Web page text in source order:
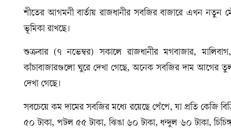
শীতের আগমনী বার্তায় রাজধানীর সবজির বাজারে এখন নতুন
ভূমিকা রাখছে।
শুক্রবার (৭ নভেম্বর) সকালে রাজধানীর মগবাজার,
কাঁচাবাজারগুলো ঘুরে দেখা গেছে, অনেক সবজির দাম আগের
দেখা গেছে।
সবচেয়ে কম দামের সবজির মধ্যে রয়েছে পেঁপে, যা প্রতি কেজি
৫০ টাকা, পটল ৫৫ টাকা, ঝিঙা ৬০ টাকা, ধন্দুল ৬০ টাকা,